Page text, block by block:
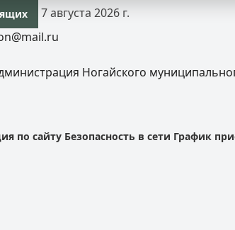
7 августа 2026 г.
Ногайского
по сайту Безопасность в сети График